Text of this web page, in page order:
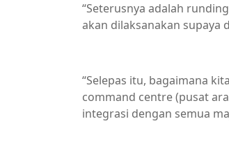
“Seterusnya adalah
akan dilaksanakan supaya
“Selepas itu, bagaimana
command centre (pusat
integrasi dengan semua